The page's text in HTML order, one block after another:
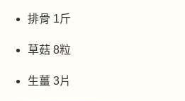
排骨 1斤
草菇 8粒
生薑 3片